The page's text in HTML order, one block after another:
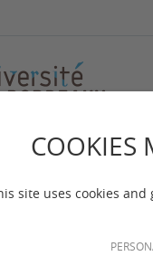
COOKIES
site uses cookies
Summer school Ecole